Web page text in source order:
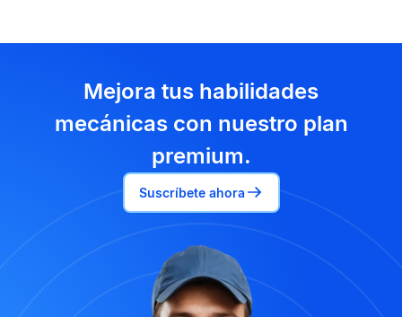
Mejora tus habilidades
mecánicas con nuestro plan
premium.
Suscríbete ahora